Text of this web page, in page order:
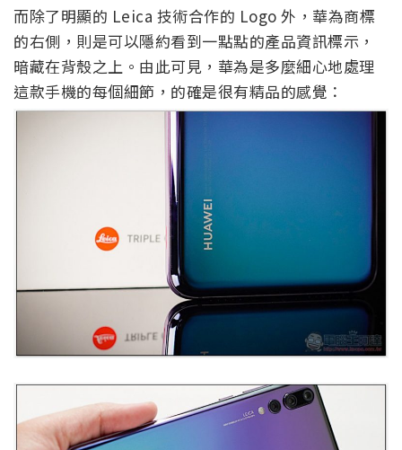
而除了明顯的 Leica 技術合作的 Logo 外，華為商標
的右側，則是可以隱約看到一點點的產品資訊標示，
暗藏在背殼之上。由此可見，華為是多麼細心地處理
這款手機的每個細節，的確是很有精品的感覺：